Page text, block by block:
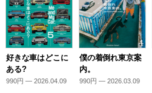
好きな車はどこに
ある?
990円 — 2026.04.09
僕の着倒れ東京案
内。
990円 — 2026.03.09